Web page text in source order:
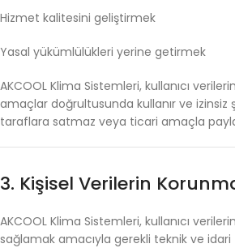
Hizmet kalitesini geliştirmek
Yasal yükümlülükleri yerine getirmek
AKCOOL Klima Sistemleri, kullanıcı
amaçlar doğrultusunda kullanır ve izinsiz
taraflara satmaz veya ticari amaçla
3. Kişisel Verilerin
AKCOOL Klima Sistemleri, kullanıcı
sağlamak amacıyla gerekli teknik ve idari